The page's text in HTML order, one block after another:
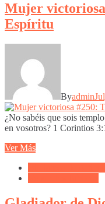
Mujer victoriosa
Espíritu
Byadmin
¿No sabéis que sois
en vosotros? 1 Corintios
Ver Más